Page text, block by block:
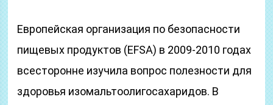
Европейская организация по безопасности
пищевых продуктов (EFSA) в 2009-2010 годах
всесторонне изучила вопрос полезности для
здоровья изомальтоолигосахаридов. В